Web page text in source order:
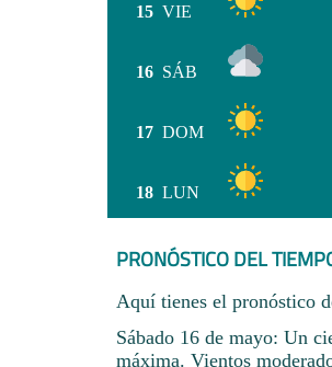
15 VIE
16 SÁB
17 DOM
18 LUN
PRONÓSTICO DEL
Aquí tienes el pronóstico
Sábado 16 de mayo: Un
máxima. Vientos